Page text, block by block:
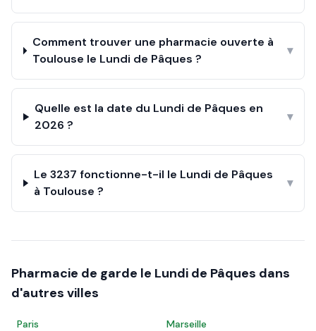
Comment trouver une pharmacie ouverte à
Toulouse le Lundi de Pâques ?
▾
Quelle est la date du Lundi de Pâques en
2026 ?
▾
Le 3237 fonctionne-t-il le Lundi de Pâques
à Toulouse ?
▾
Pharmacie de garde le Lundi de Pâques dans
d'autres villes
Paris
Marseille